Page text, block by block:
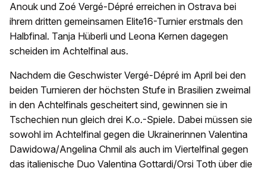
Anouk und Zoé Vergé-Dépré erreichen in Ostrava bei
ihrem dritten gemeinsamen Elite16-Turnier erstmals den
Halbfinal. Tanja Hüberli und Leona Kernen dagegen
scheiden im Achtelfinal aus.
Nachdem die Geschwister Vergé-Dépré im April bei den
beiden Turnieren der höchsten Stufe in Brasilien zweimal
in den Achtelfinals gescheitert sind, gewinnen sie in
Tschechien nun gleich drei K.o.-Spiele. Dabei müssen sie
sowohl im Achtelfinal gegen die Ukrainerinnen Valentina
Dawidowa/Angelina Chmil als auch im Viertelfinal gegen
das italienische Duo Valentina Gottardi/Orsi Toth über die